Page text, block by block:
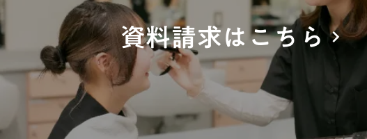
資料請求はこちら keyboard_arrow_right